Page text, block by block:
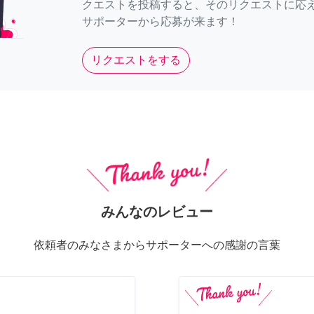
クエストを投稿すると、そのリクエストに応
サポーターから応募が来ます！
リクエストをする
みんなのレビュー
依頼者のみなさまからサポーターへの感謝の言葉